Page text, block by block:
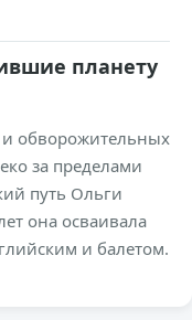
планету
обворожительных
за пределами
путь Ольги
она осваивала
и балетом.